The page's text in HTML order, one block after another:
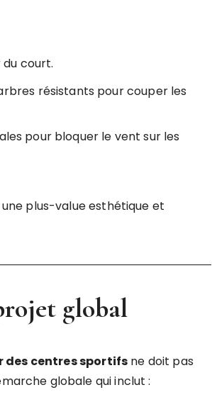
court.
résistants pour couper les
pour bloquer le vent sur les
plus-value esthétique et
global
des centres sportifs ne doit pas
globale qui inclut :